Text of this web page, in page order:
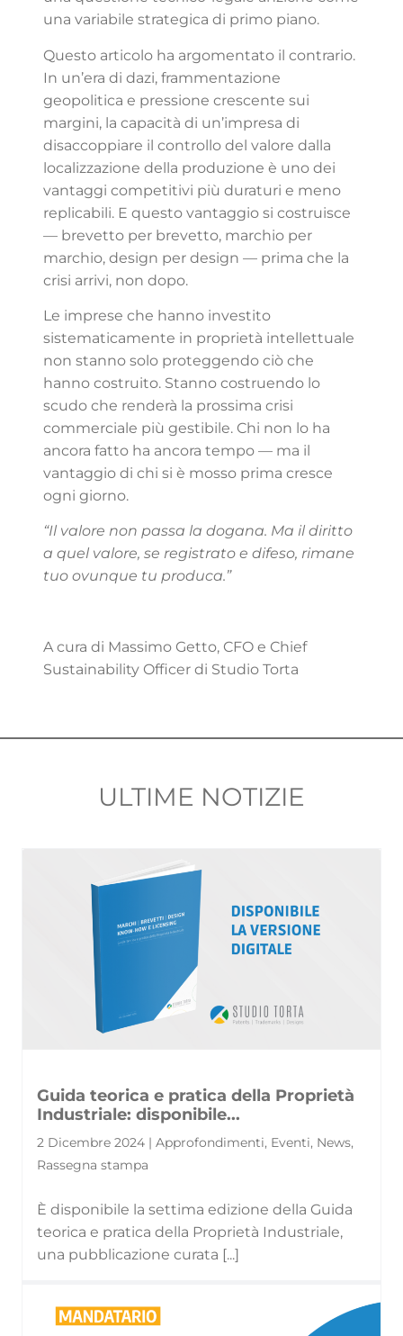
una variabile strategica di primo piano.
Questo articolo ha argomentato il contrario.
In un’era di dazi, frammentazione
geopolitica e pressione crescente sui
margini, la capacità di un’impresa di
disaccoppiare il controllo del valore dalla
localizzazione della produzione è uno dei
vantaggi competitivi più duraturi e meno
replicabili. E questo vantaggio si costruisce
— brevetto per brevetto, marchio per
marchio, design per design — prima che la
crisi arrivi, non dopo.
Le imprese che hanno investito
sistematicamente in proprietà intellettuale
non stanno solo proteggendo ciò che
hanno costruito. Stanno costruendo lo
scudo che renderà la prossima crisi
commerciale più gestibile. Chi non lo ha
ancora fatto ha ancora tempo — ma il
vantaggio di chi si è mosso prima cresce
ogni giorno.
“Il valore non passa la dogana. Ma il diritto
a quel valore, se registrato e difeso, rimane
tuo ovunque tu produca.”
A cura di Massimo Getto, CFO e Chief
Sustainability Officer di Studio Torta
ULTIME NOTIZIE
Guida teorica e pratica della Proprietà
Industriale: disponibile...
2 Dicembre 2024 | Approfondimenti, Eventi, News,
Rassegna stampa
È disponibile la settima edizione della Guida
teorica e pratica della Proprietà Industriale,
una pubblicazione curata [...]